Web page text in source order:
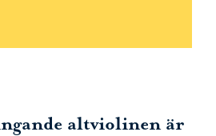
altviolinen är